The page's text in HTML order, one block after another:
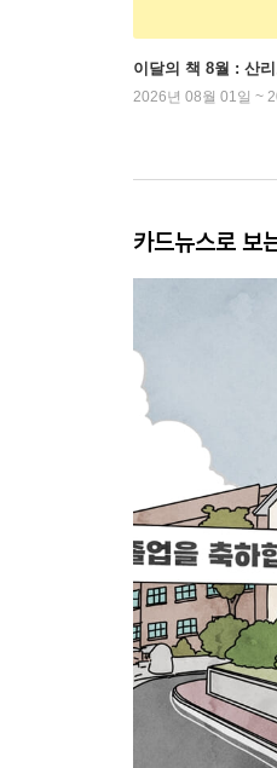
이달의 책 8월 : 산
2026년 08월 01일 ~
카드뉴스로 보